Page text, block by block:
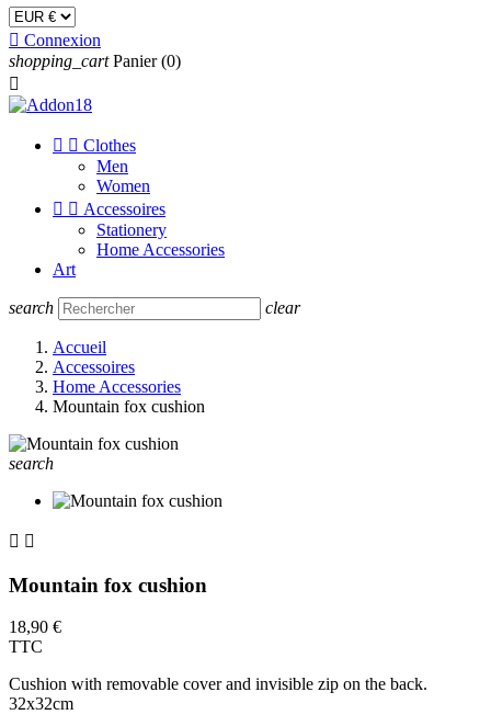
 Connexion
shopping_cart Panier (0)

  Clothes
Men
Women
  Accessoires
Stationery
Home Accessories
Art
search clear
Accueil
Accessoires
Home Accessories
Mountain fox cushion
search
 
Mountain fox cushion
18,90 €
TTC
Cushion with removable cover and invisible zip on the back.
32x32cm